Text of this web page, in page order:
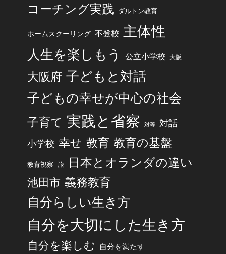
コーチング実践 ダルトン教育
ホームスクーリング 不登校 主体性
人生を楽しもう 公立小学校 大阪
大阪府 子どもと対話
子どもの幸せが中心の社会
子育て 実践と省察 対等 対話
小学校 幸せ 教育 教育の基盤
教育視察 旅 日本とオランダの違い
池田市 義務教育
自分らしい生き方
自分を大切にした生き方
自分を楽しむ 自分を満たす